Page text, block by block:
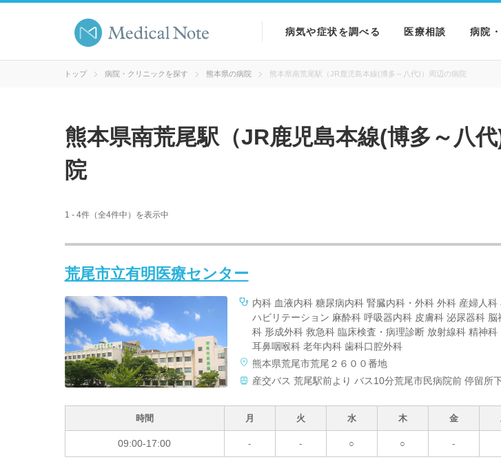
病気や症状を調べる
検査を調べる
医療相談 病院
トップ 病院・クリニックを探す 熊本県の病院 熊本県南荒尾駅（JR鹿児島本線(博多～八代)）周辺の病院
熊本県南荒尾駅（JR鹿児島本線(博多～八
院
1 - 4件（全4件中）を表示中
荒尾市立有明医療センター
内科 血液内科 糖尿病内科 腎臓内科・外科 外科 産婦人
ハビリテーション 麻酔科 呼吸器内科 皮膚科 泌尿器科
科 形成外科 救急科 臨床検査・病理診断 放射線科 精神
耳鼻咽喉科 老年内科 歯科口腔外科
熊本県荒尾市荒尾２６００番地
産交バス 荒尾駅前より バス10分荒尾市民病院前 停留所
時間 月 火 水 木 金
09:00-17:00 - - ○ ○ -